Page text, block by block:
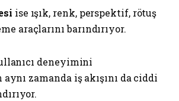
ise ışık, renk, perspektif, rötuş
araçlarını barındırıyor.
deneyimini
zamanda iş akışını da ciddi